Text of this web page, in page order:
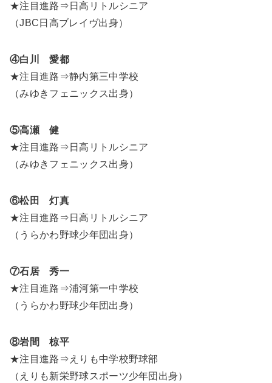
★注目進路⇒日高リトルシニア
（JBC日高ブレイヴ出身）
④白川 愛都
★注目進路⇒静内第三中学校
（みゆきフェニックス出身）
⑤高瀬 健
★注目進路⇒日高リトルシニア
（みゆきフェニックス出身）
⑥松田 灯真
★注目進路⇒日高リトルシニア
（うらかわ野球少年団出身）
⑦石居 秀一
★注目進路⇒浦河第一中学校
（うらかわ野球少年団出身）
⑧岩間 椋平
★注目進路⇒えりも中学校野球部
（えりも新栄野球スポーツ少年団出身）